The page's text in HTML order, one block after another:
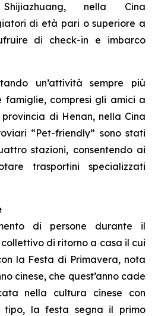
nella Cina
di età pari o superiore a
di check-in e imbarco
un’attività sempre più
famiglie, compresi gli amici a
di Henan, nella Cina
“Pet-friendly” sono stati
stazioni, consentendo ai
trasportini specializzati
di persone durante il
di ritorno a casa il cui
la Festa di Primavera, nota
cinese, che quest’anno cade
nella cultura cinese con
tipo, la festa segna il primo